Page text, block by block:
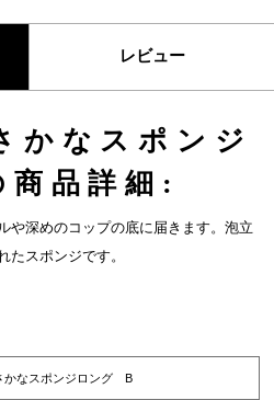
レビュー
なスポンジ
品詳細:
や深めのコップの底に届きます。泡立
たスポンジです。
なスポンジロング B